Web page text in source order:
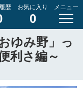
歴 お気に入り
0
メニュー
ゆみ野」っ
利さ編～